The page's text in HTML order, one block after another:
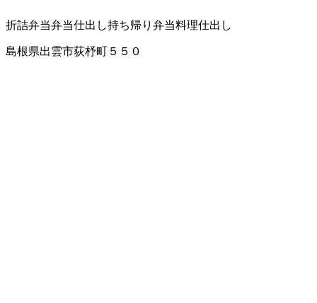
折詰弁当弁当仕出し持ち帰り弁当料理仕出し
島根県出雲市荻杼町５５０